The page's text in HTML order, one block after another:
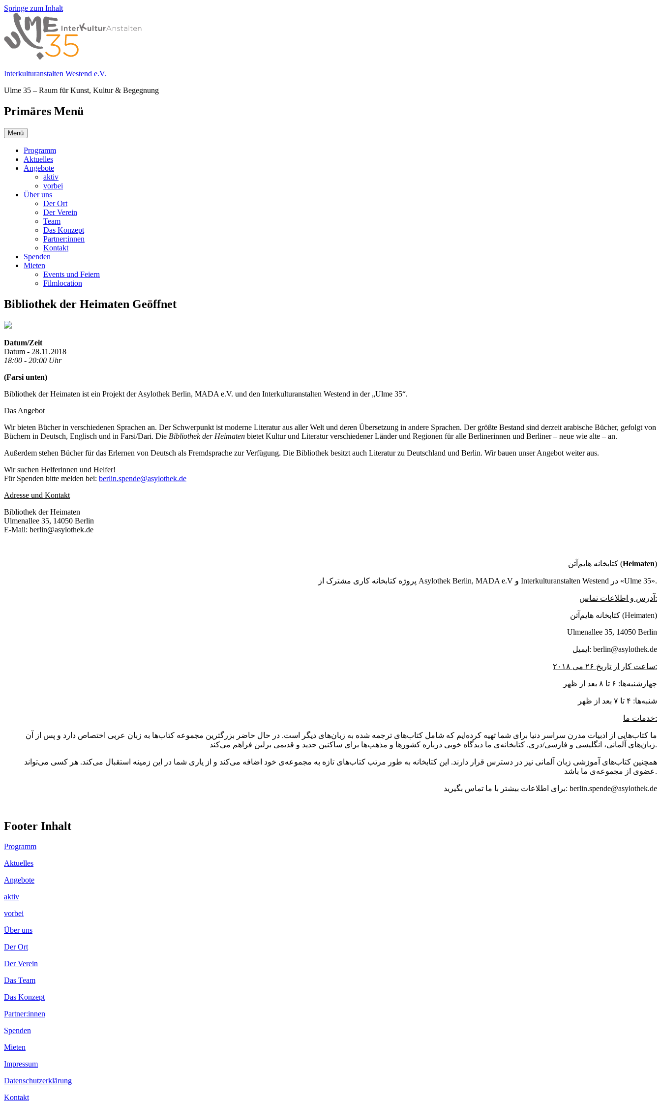
Springe zum Inhalt
Interkulturanstalten Westend e.V.
Ulme 35 – Raum für Kunst, Kultur & Begegnung
Primäres Menü
Menü
Programm
Aktuelles
Angebote
aktiv
vorbei
Über uns
Der Ort
Der Verein
Team
Das Konzept
Partner:innen
Kontakt
Spenden
Mieten
Events und Feiern
Filmlocation
Bibliothek der Heimaten Geöffnet
Datum/Zeit
Datum - 28.11.2018
18:00 - 20:00 Uhr
(Farsi unten)
Bibliothek der Heimaten ist ein Projekt der Asylothek Berlin, MADA e.V. und den Interkulturanstalten Westend in der „Ulme 35“.
Das Angebot
Wir bieten Bücher in verschiedenen Sprachen an. Der Schwerpunkt ist moderne Literatur aus aller Welt und deren Übersetzung in andere Sprachen. Der größte Bestand sind derzeit arabische Bücher, gefolgt von
Büchern in Deutsch, Englisch und in Farsi/Dari. Die Bibliothek der Heimaten bietet Kultur und Literatur verschiedener Länder und Regionen für alle Berlinerinnen und Berliner – neue wie alte – an.
Außerdem stehen Bücher für das Erlernen von Deutsch als Fremdsprache zur Verfügung. Die Bibliothek besitzt auch Literatur zu Deutschland und Berlin. Wir bauen unser Angebot weiter aus.
Wir suchen Helferinnen und Helfer!
Für Spenden bitte melden bei: berlin.spende@asylothek.de
Adresse und Kontakt
Bibliothek der Heimaten
Ulmenallee 35, 14050 Berlin
E-Mail: berlin@asylothek.de
کتابخانه هایم‌آتن (Heimaten)
پروژه کتابخانه کاری مشترک از Asylothek Berlin, MADA e.V و Interkulturanstalten Westend در «Ulme 35».
آدرس و اطلاعات تماس:
کتابخانه هایم‌آتن (Heimaten)
Ulmenallee 35, 14050 Berlin
ایمیل: berlin@asylothek.de
ساعت کار از تاریخ ۲۶ می ۲۰۱۸:
چهارشنبه‌ها: ۶ تا ۸ بعد از ظهر
شنبه‌ها: ۴ تا ۷ بعد از ظهر
خدمات ما:
ما کتاب‌هایی از ادبیات مدرن سراسر دنیا برای شما تهیه کرده‌ایم که شامل کتاب‌های ترجمه شده به زبان‌های دیگر است. در حال حاضر بزرگترین مجموعه کتاب‌ها به زبان عربی اختصاص دارد و پس از آن
زبان‌های آلمانی، انگلیسی و فارسی/دری. کتابخانه‌ی ما دیدگاه خوبی درباره کشورها و مذهب‌ها برای ساکنین جدید و قدیمی برلین فراهم می‌کند.
همچنین کتاب‌های آموزشی زبان آلمانی نیز در دسترس قرار دارند. این کتابخانه به طور مرتب کتاب‌های تازه به مجموعه‌ی خود اضافه می‌کند و از یاری شما در این زمینه استقبال می‌کند. هر کسی می‌تواند
عضوی از مجموعه‌ی ما باشد.
برای اطلاعات بیشتر با ما تماس بگیرید: berlin.spende@asylothek.de
Footer Inhalt
Programm
Aktuelles
Angebote
aktiv
vorbei
Über uns
Der Ort
Der Verein
Das Team
Das Konzept
Partner:innen
Spenden
Mieten
Impressum
Datenschutzerklärung
Kontakt